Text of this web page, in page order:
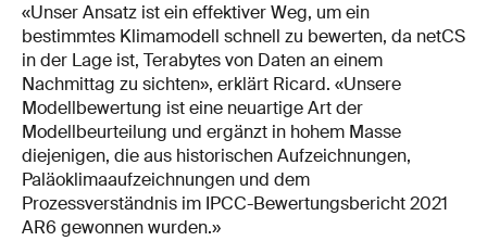
«Unser Ansatz ist ein effektiver Weg, um ein
bestimmtes Klimamodell schnell zu bewerten, da netCS
in der Lage ist, Terabytes von Daten an einem
Nachmittag zu sichten», erklärt Ricard. «Unsere
Modellbewertung ist eine neuartige Art der
Modellbeurteilung und ergänzt in hohem Masse
diejenigen, die aus historischen Aufzeichnungen,
Paläoklimaaufzeichnungen und dem
Prozessverständnis im IPCC-Bewertungsbericht 2021
AR6 gewonnen wurden.»